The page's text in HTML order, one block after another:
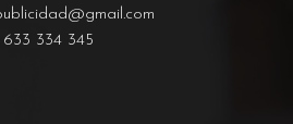
633 334 345